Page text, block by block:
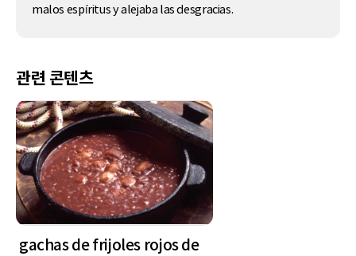
malos espíritus y alejaba las desgracias.
관련 콘텐츠
gachas de frijoles rojos de